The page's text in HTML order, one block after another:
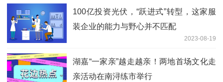
100亿投资光伏，“跃进式”转型，这家服
装企业的能力与野心并不匹配
2023-08-19
湖嘉“一家亲”越走越亲！两地首场文化走
亲活动在南浔练市举行